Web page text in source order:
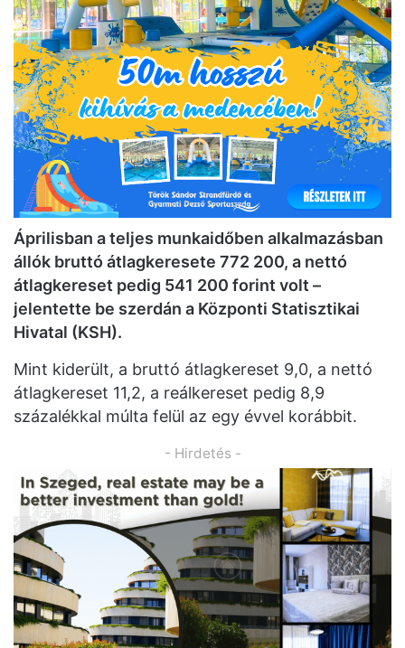
Áprilisban a teljes munkaidőben alkalmazásban
állók bruttó átlagkeresete 772 200, a nettó
átlagkereset pedig 541 200 forint volt –
jelentette be szerdán a Központi Statisztikai
Hivatal (KSH).
Mint kiderült, a bruttó átlagkereset 9,0, a nettó
átlagkereset 11,2, a reálkereset pedig 8,9
százalékkal múlta felül az egy évvel korábbit.
- Hirdetés -